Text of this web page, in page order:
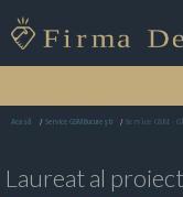
Acasă Service GSM Bucureşti Service GSM -
Laureat al